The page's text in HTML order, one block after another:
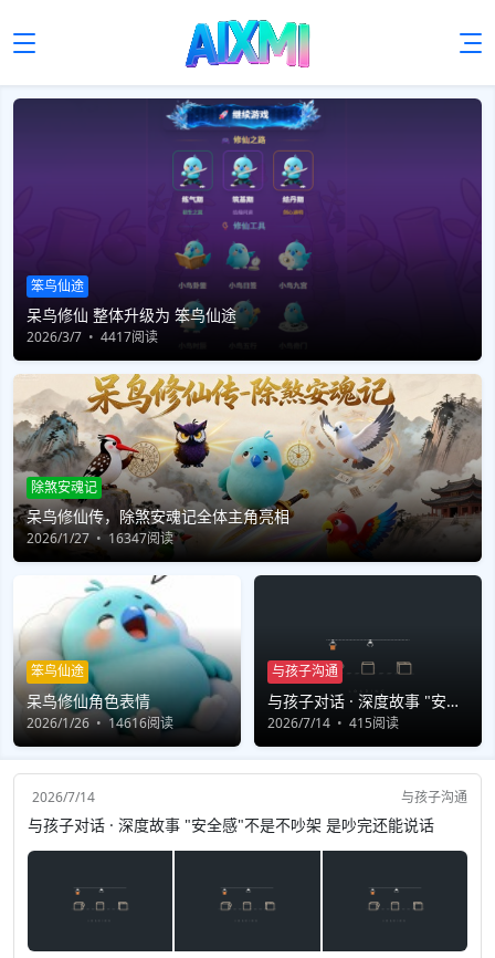
笨鸟仙途
呆鸟修仙 整体升级为 笨鸟仙途
2026/3/7 4417阅读
除煞安魂记
呆鸟修仙传，除煞安魂记全体主角亮相
2026/1/27 16347阅读
笨鸟仙途
呆鸟修仙角色表情
2026/1/26 14616阅读
与孩子沟通
与孩子对话 · 深度故事 "安全
感"不是不吵架 是吵完还能说
话
2026/7/14 415阅读
2026/7/14 与孩子沟通
与孩子对话 · 深度故事 "安全感"不是不吵架 是吵完还能说话